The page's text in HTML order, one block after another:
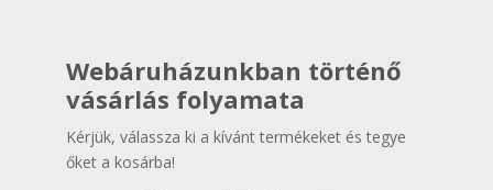
Webáruházunkban történő
vásárlás folyamata
Kérjük, válassza ki a kívánt termékeket és tegye
őket a kosárba!